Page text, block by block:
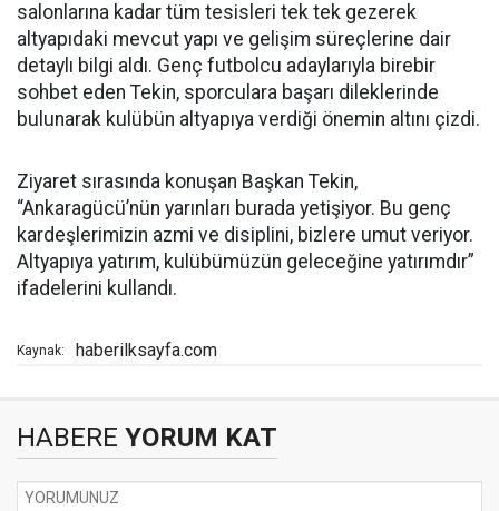
salonlarına kadar tüm tesisleri tek tek gezerek
altyapıdaki mevcut yapı ve gelişim süreçlerine dair
detaylı bilgi aldı. Genç futbolcu adaylarıyla birebir
sohbet eden Tekin, sporculara başarı dileklerinde
bulunarak kulübün altyapıya verdiği önemin altını çizdi.
Ziyaret sırasında konuşan Başkan Tekin,
“Ankaragücü’nün yarınları burada yetişiyor. Bu genç
kardeşlerimizin azmi ve disiplini, bizlere umut veriyor.
Altyapıya yatırım, kulübümüzün geleceğine yatırımdır”
ifadelerini kullandı.
Kaynak: haberilksayfa.com
HABERE YORUM KAT